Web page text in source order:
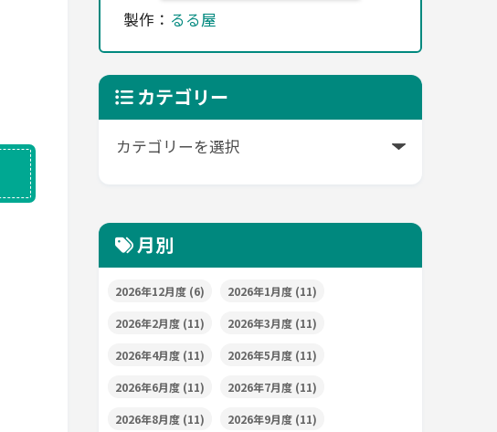
製作： るる屋
カテゴリー
月別
2026年12月度 (6) 2026年1月度 (11)
2026年2月度 (11) 2026年3月度 (11)
2026年4月度 (11) 2026年5月度 (11)
2026年6月度 (11) 2026年7月度 (11)
2026年8月度 (11) 2026年9月度 (11)